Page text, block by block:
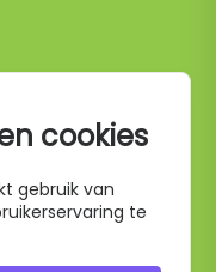
cookies
gebruik van
te